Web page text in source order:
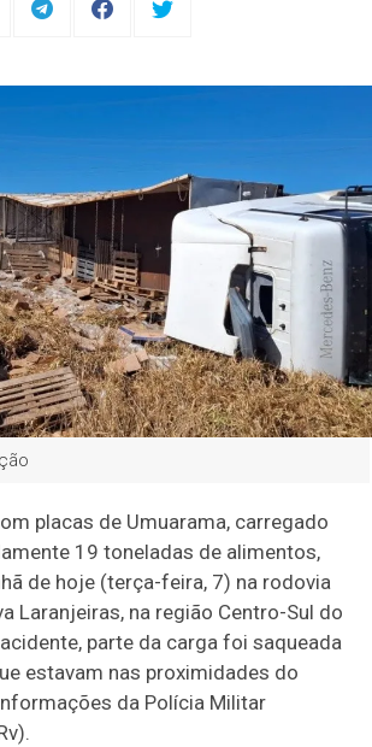
placas de Umuarama, carregado
19 toneladas de alimentos,
de hoje (terça-feira, 7) na rodovia
Laranjeiras, na região Centro-Sul do
parte da carga foi saqueada
estavam nas proximidades do
da Polícia Militar